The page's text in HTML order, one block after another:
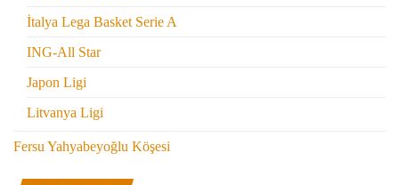
İtalya Lega Basket Serie A
ING-All Star
Japon Ligi
Litvanya Ligi
Fersu Yahyabeyoğlu Köşesi